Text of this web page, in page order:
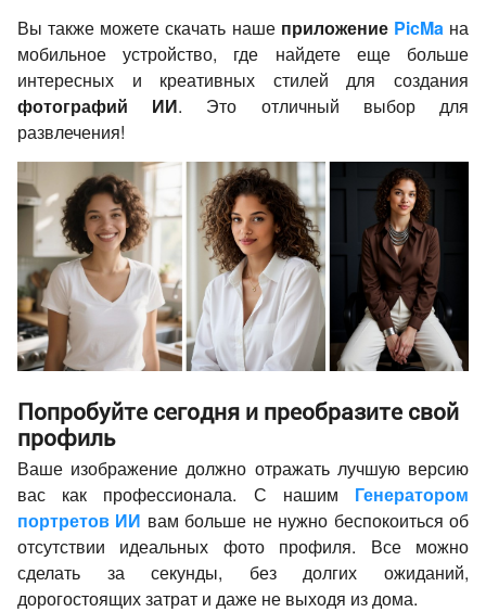
Вы также можете скачать наше приложение PicMaна
мобильное устройство, где найдете еще больше
интересных и креативных стилей для создания
фотографий ИИ. Это отличный выбор для
развлечения!
Попробуйте сегодня и преобразите свой
профиль
Ваше изображение должно отражать лучшую версию
вас как профессионала. С нашим Генератором
портретов ИИ вам больше не нужно беспокоиться об
отсутствии идеальных фото профиля. Все можно
сделать за секунды, без долгих ожиданий,
дорогостоящих затрат и даже не выходя из дома.